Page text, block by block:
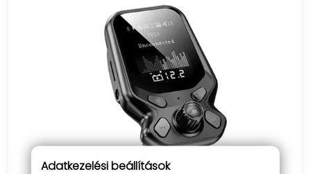
Adatkezelési beállítások